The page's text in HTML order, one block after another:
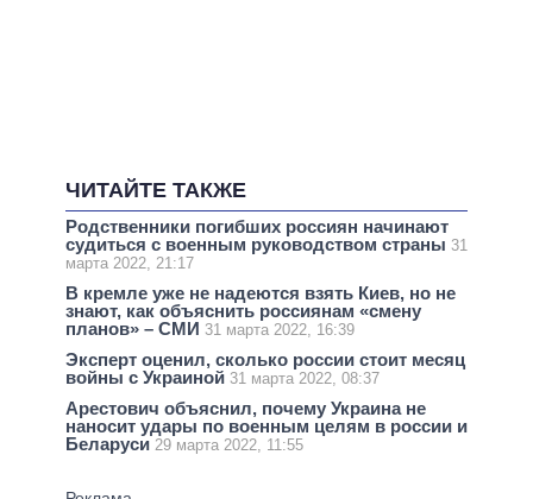
ЧИТАЙТЕ ТАКЖЕ
Родственники погибших россиян начинают
судиться с военным руководством страны 31
марта 2022, 21:17
В кремле уже не надеются взять Киев, но не
знают, как объяснить россиянам «смену
планов» – СМИ 31 марта 2022, 16:39
Эксперт оценил, сколько россии стоит месяц
войны с Украиной 31 марта 2022, 08:37
Арестович объяснил, почему Украина не
наносит удары по военным целям в россии и
Беларуси 29 марта 2022, 11:55